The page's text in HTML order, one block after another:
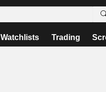
Watchlists Trading